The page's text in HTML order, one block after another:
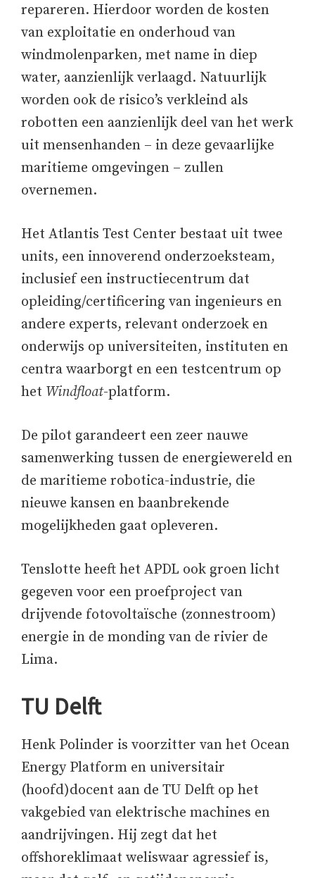
repareren. Hierdoor worden de kosten
van exploitatie en onderhoud van
windmolenparken, met name in diep
water, aanzienlijk verlaagd. Natuurlijk
worden ook de risico’s verkleind als
robotten een aanzienlijk deel van het werk
uit mensenhanden – in deze gevaarlijke
maritieme omgevingen – zullen
overnemen.
Het Atlantis Test Center bestaat uit twee
units, een innoverend onderzoeksteam,
inclusief een instructiecentrum dat
opleiding/certificering van ingenieurs en
andere experts, relevant onderzoek en
onderwijs op universiteiten, instituten en
centra waarborgt en een testcentrum op
het Windfloat-platform.
De pilot garandeert een zeer nauwe
samenwerking tussen de energiewereld en
de maritieme robotica-industrie, die
nieuwe kansen en baanbrekende
mogelijkheden gaat opleveren.
Tenslotte heeft het APDL ook groen licht
gegeven voor een proefproject van
drijvende fotovoltaïsche (zonnestroom)
energie in de monding van de rivier de
Lima.
TU Delft
Henk Polinder is voorzitter van het Ocean
Energy Platform en universitair
(hoofd)docent aan de TU Delft op het
vakgebied van elektrische machines en
aandrijvingen. Hij zegt dat het
offshoreklimaat weliswaar agressief is,